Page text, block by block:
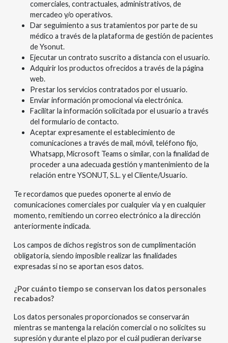
comerciales, contractuales, administrativos, de
mercadeo y/o operativos.
Dar seguimiento a sus tratamientos por parte de su
médico a través de la plataforma de gestión de pacientes
de Ysonut.
Ejecutar un contrato suscrito a distancia con el usuario.
Adquirir los productos ofrecidos a través de la página
web.
Prestar los servicios contratados por el usuario.
Enviar información promocional vía electrónica.
Facilitar la información solicitada por el usuario a través
del formulario de contacto.
Aceptar expresamente el establecimiento de
comunicaciones a través de mail, móvil, teléfono fijo,
Whatsapp, Microsoft Teams o similar, con la finalidad de
proceder a una adecuada gestión y mantenimiento de la
relación entre YSONUT, S.L. y el Cliente/Usuario.
Te recordamos que puedes oponerte al envío de
comunicaciones comerciales por cualquier vía y en cualquier
momento, remitiendo un correo electrónico a la dirección
anteriormente indicada.
Los campos de dichos registros son de cumplimentación
obligatoria, siendo imposible realizar las finalidades
expresadas si no se aportan esos datos.
¿Por cuánto tiempo se conservan los datos personales
recabados?
Los datos personales proporcionados se conservarán
mientras se mantenga la relación comercial o no solicites su
supresión y durante el plazo por el cuál pudieran derivarse